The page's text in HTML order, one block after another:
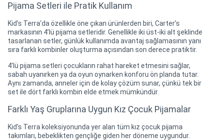
Pijama Setleri ile Pratik Kullanım
Kid’s Terra’da özellikle öne çıkan ürünlerden biri, Carter’s
markasının 4’lü pijama setleridir. Genellikle iki üst-iki alt şeklinde
tasarlanan setler, günlük kullanımda avantaj sağlamasının yanı
sıra farklı kombinler oluşturma açısından son derece pratiktir.
4’lü pijama setleri çocukların rahat hareket etmesini sağlar,
sabah uyanırken ya da oyun oynarken konforu ön planda tutar.
Aynı zamanda, anneler için de kolay çözüm sunar, çünkü tek bir
set ile dört farklı kombin elde etmek mümkündür.
Farklı Yaş Gruplarına Uygun Kız Çocuk Pijamalar
Kid’s Terra koleksiyonunda yer alan tüm kız çocuk pijama
takımları, bebeklikten gençliğe giden her döneme uygundur.